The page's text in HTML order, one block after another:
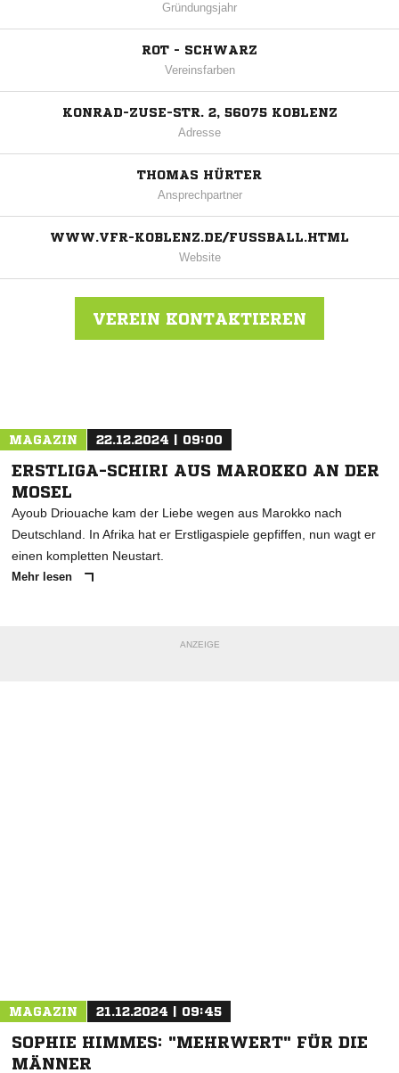
Gründungsjahr
ROT - SCHWARZ
Vereinsfarben
KONRAD-ZUSE-STR. 2, 56075 KOBLENZ
Adresse
THOMAS HÜRTER
Ansprechpartner
WWW.VFR-KOBLENZ.DE/FUSSBALL.HTML
Website
VEREIN KONTAKTIEREN
MAGAZIN 22.12.2024 | 09:00
ERSTLIGA-SCHIRI AUS MAROKKO AN DER
MOSEL
Ayoub Driouache kam der Liebe wegen aus Marokko nach
Deutschland. In Afrika hat er Erstligaspiele gepfiffen, nun wagt er
einen kompletten Neustart.
Mehr lesen
ANZEIGE
MAGAZIN 21.12.2024 | 09:45
SOPHIE HIMMES: "MEHRWERT" FÜR DIE
MÄNNER